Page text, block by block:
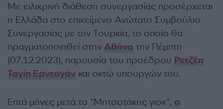
Με ειλικρινή διάθεση συνεργασίας προσέρχεται
η Ελλάδα στο επικείμενο Ανώτατο Συμβούλιο
Συνεργασίας με την Τουρκία, το οποίο θα
πραγματοποιηθεί στην Αθήνα την Πέμπτη
(07.12.2023), παρουσία του προέδρου Ρετζέπ
Ταγίπ Ερντογάν και οκτώ υπουργών του.
Επτά μήνες μετά το “Μητσοτάκης γιοκ”, ο